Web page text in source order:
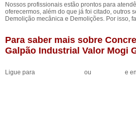
Nossos profissionais estão prontos para
oferecermos, além do que já foi citado, outros
Demolição mecânica e Demolições. Por isso,
Para saber mais sobre
Galpão Industrial Valor Mogi
Ligue para ou e